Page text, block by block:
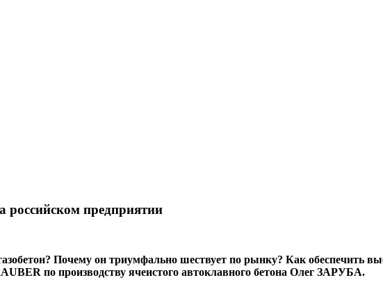
российском предприятии
Почему он триумфально шествует по рынку? Как обеспечить
по производству ячеистого автоклавного бетона Олег ЗАРУБА.